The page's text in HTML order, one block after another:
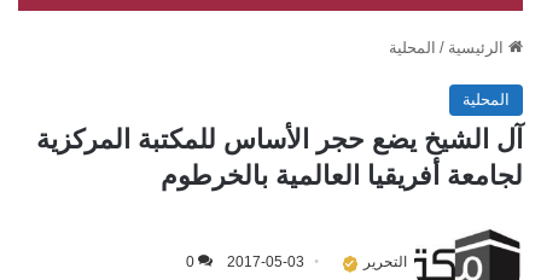
الرئيسية / المحلية
المحلية
آل الشيخ يضع حجر الأساس للمكتبة المركزية
لجامعة أفريقيا العالمية بالخرطوم
التحرير 2017-05-03
0